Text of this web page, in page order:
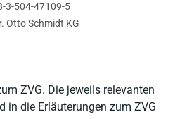
ZVG. Die jeweils relevanten
in die Erläuterungen zum ZVG
3-504-47109-5
Otto Schmidt KG